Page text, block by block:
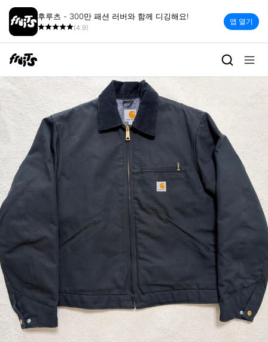
후루츠 - 300만 패션 러버와 함께 디깅해요!
(4.9)
앱 열기